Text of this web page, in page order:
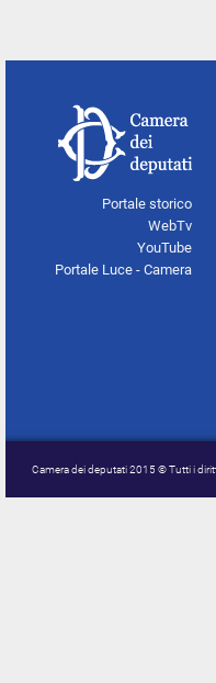
Portale storico
WebTv
YouTube
Portale Luce - Camera
Camera dei deputati 2015 © Tutti i